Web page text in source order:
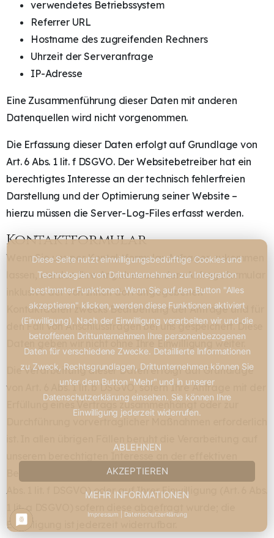
verwendetes Betriebssystem
Referrer URL
Hostname des zugreifenden Rechners
Uhrzeit der Serveranfrage
IP-Adresse
Eine Zusammenführung dieser Daten mit anderen
Datenquellen wird nicht vorgenommen.
Die Erfassung dieser Daten erfolgt auf Grundlage von
Art. 6 Abs. 1 lit. f DSGVO. Der Websitebetreiber hat ein
berechtigtes Interesse an der technisch fehlerfreien
Darstellung und der Optimierung seiner Website –
hierzu müssen die Server-Log-Files erfasst werden.
Kontaktformular
Wenn Sie uns per Kontaktformular Anfragen zukommen
lassen, werden Ihre Angaben aus dem Anfrageformular
inklusive der von Ihnen dort angegebenen
Kontaktdaten zwecks Bearbeitung der Anfrage und für
den Fall von Anschlussfragen bei uns gespeichert. Diese
Daten geben wir nicht ohne Ihre Einwilligung weiter.
Die Verarbeitung dieser Daten erfolgt auf Grundlage
von Art. 6 Abs. 1 lit. b DSGVO, sofern Ihre Anfrage mit der
Erfüllung eines Vertrags zusammenhängt oder zur
Durchführung vorvertraglicher Maßnahmen erforderlich
Bearbeitung der an uns gerichteten Anfragen (Art. 6
Abs. 1 lit. f DSGVO) oder auf Ihrer Einwilligung (Art. 6 Abs.
1 lit. a DSGVO) sofern diese abgefragt wurde; die
Einwilligung ist jederzeit widerrufbar.
Diese Seite nutzt einwilligungsbedürftige Cookies und
Technologien von Drittunternehmen zur Integration
bestimmter Funktionen. Wenn Sie auf den Button "Alles
akzeptieren" klicken, werden diese Funktionen aktiviert
(Einwilligung). Nach der Einwilligung verarbeiten wir und die
betroffenen Drittunternehmen Ihre personenbezogenen
Daten für verschiedene Zwecke. Detaillierte Informationen
zu Zweck, Rechtsgrundlagen, Drittunternehmen können Sie
unter dem Button "Mehr" und in unserer
Datenschutzerklärung einsehen. Sie können Ihre
Einwilligung jederzeit widerrufen.
ABLEHNEN
AKZEPTIEREN
MEHR INFORMATIONEN
Impressum Datenschutzerklärung